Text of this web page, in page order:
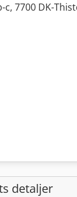
c, 7700 DK-
detaljer